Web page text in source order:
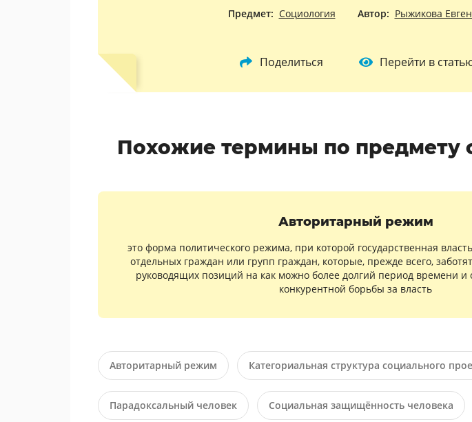
Предмет: Социология Автор: Рыжикова
Поделиться Перейти в
Похожие термины по предмету
Авторитарный режим
это форма политического режима, при которой государственная
отдельных граждан или групп граждан, которые, прежде всего,
руководящих позиций на как можно более долгий период времени и
конкурентной борьбы за власть
Авторитарный режим Категориальная структура социального
Парадоксальный человек Социальная защищённость человека